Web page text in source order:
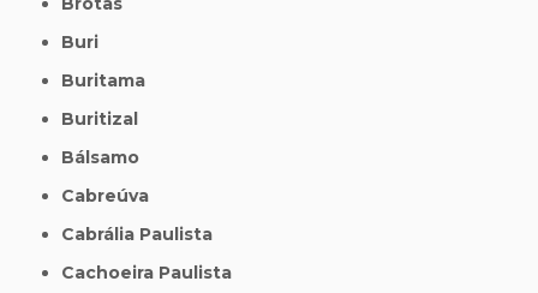
Buri
Buritama
Buritizal
Bálsamo
Cabreúva
Cabrália Paulista
Cachoeira Paulista